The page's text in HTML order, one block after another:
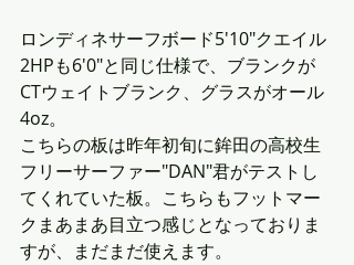
ロンディネサーフボード5'10"クエイル
2HPも6'0"と同じ仕様で、ブランクが
CTウェイトブランク、グラスがオール
4oz。
こちらの板は昨年初旬に鉾田の高校生
フリーサーファー"DAN"君がテストし
てくれていた板。こちらもフットマー
クまあまあ目立つ感じとなっておりま
すが、まだまだ使えます。